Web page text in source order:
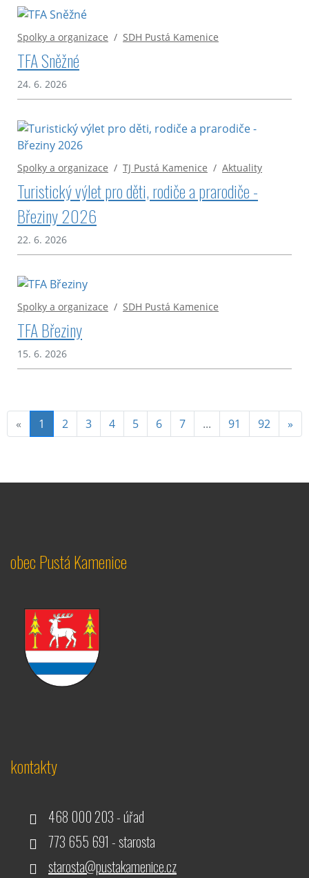
Spolky a organizace / SDH Pustá Kamenice
TFA Sněžné
24. 6. 2026
Spolky a organizace / TJ Pustá Kamenice / Aktuality
Turistický výlet pro děti, rodiče a prarodiče -
Březiny 2026
22. 6. 2026
Spolky a organizace / SDH Pustá Kamenice
TFA Březiny
15. 6. 2026
« 1 (aktuální)
2 3 4 5 6 7 ... 91 92 »
obec Pustá Kamenice
kontakty
468 000 203 - úřad
773 655 691 - starosta
starosta@pustakamenice.cz